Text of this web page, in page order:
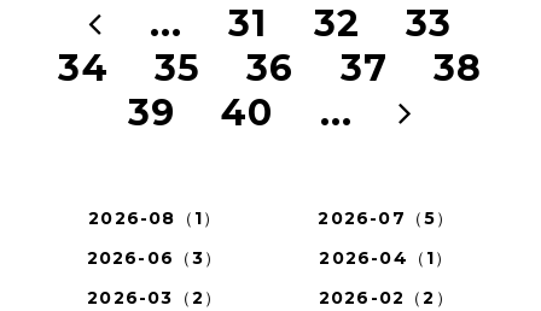
... 31 32
33
34
35 36 37
38
39
40 ...
2026-08（1）
2026-07（5）
2026-06（3）
2026-04（1）
2026-03（2）
2026-02（2）